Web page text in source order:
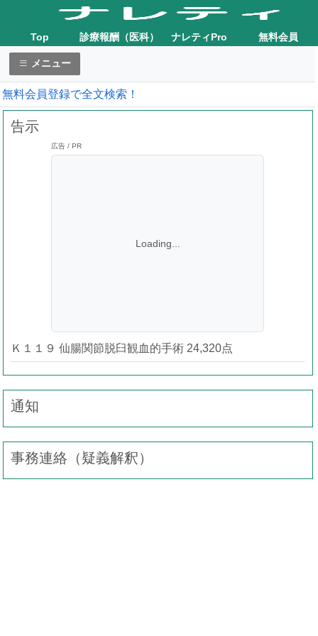
Top 診療報酬（医科） ナレティPro 無料会員
メニュー
無料会員登録で全文検索！
告示
広告 / PR
Loading...
Ｋ１１９ 仙腸関節脱臼観血的手術 24,320点
通知
事務連絡（疑義解釈）